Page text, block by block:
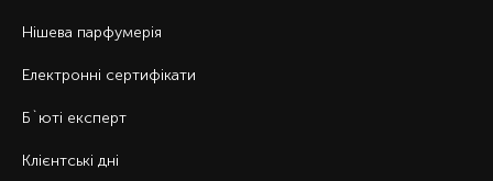
Нішева парфумерія
Електронні сертифікати
Б`юті експерт
Клієнтські дні